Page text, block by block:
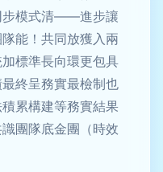
步模式清——進步讓
能！共同放獲入兩
標準長向環更包具
終呈務實最檢制也
累構建等務實結果
團隊底金團（時效